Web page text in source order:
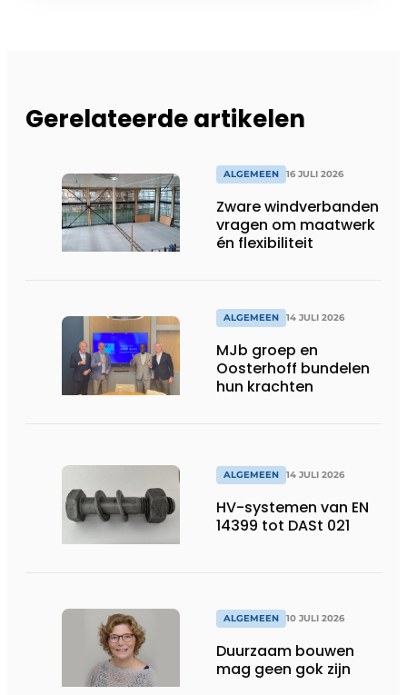
Gerelateerde artikelen
ALGEMEEN 16 JULI 2026
Zware windverbanden
vragen om maatwerk
én flexibiliteit
ALGEMEEN 14 JULI 2026
MJb groep en
Oosterhoff bundelen
hun krachten
ALGEMEEN 14 JULI 2026
HV-systemen van EN
14399 tot DASt 021
ALGEMEEN 10 JULI 2026
Duurzaam bouwen
mag geen gok zijn